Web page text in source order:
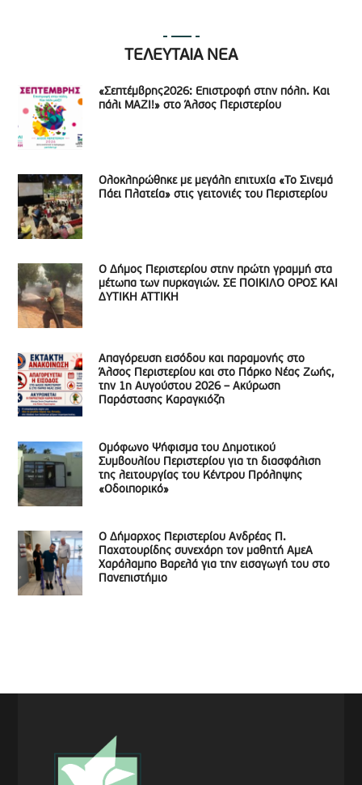
ΤΕΛΕΥΤΑΙΑ ΝΕΑ
«Σεπτέμβρης2026: Επιστροφή στην πόλη. Και
πάλι ΜΑΖΙ!» στο Άλσος Περιστερίου
Ολοκληρώθηκε με μεγάλη επιτυχία «Το Σινεμά
Πάει Πλατεία» στις γειτονιές του Περιστερίου
Ο Δήμος Περιστερίου στην πρώτη γραμμή στα
μέτωπα των πυρκαγιών. ΣΕ ΠΟΙΚΙΛΟ ΟΡΟΣ ΚΑΙ
ΔΥΤΙΚΗ ΑΤΤΙΚΗ
Απαγόρευση εισόδου και παραμονής στο
Άλσος Περιστερίου και στο Πάρκο Νέας Ζωής,
την 1η Αυγούστου 2026 – Ακύρωση
Παράστασης Καραγκιόζη
Ομόφωνο Ψήφισμα του Δημοτικού
Συμβουλίου Περιστερίου για τη διασφάλιση
της λειτουργίας του Κέντρου Πρόληψης
«Οδοιπορικό»
Ο Δήμαρχος Περιστερίου Ανδρέας Π.
Παχατουρίδης συνεχάρη τον μαθητή ΑμεΑ
Χαράλαμπο Βαρελά για την εισαγωγή του στο
Πανεπιστήμιο